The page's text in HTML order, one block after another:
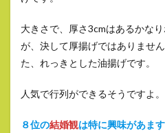
大きさで、厚さ3cmはあるかな
が、決して厚揚げではありませ
た、れっきとした油揚げです。
人気で行列ができるそうですよ。
８位の結婚観は特に興味があます